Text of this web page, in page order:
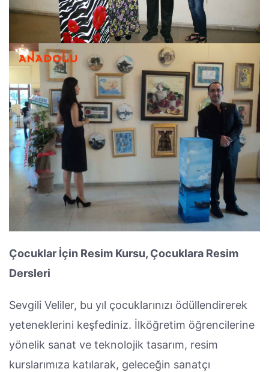
Çocuklar İçin Resim Kursu, Çocuklara Resim
Dersleri
Sevgili Veliler, bu yıl çocuklarınızı ödüllendirerek
yeteneklerini keşfediniz. İlköğretim öğrencilerine
yönelik sanat ve teknolojik tasarım, resim
kurslarımıza katılarak, geleceğin sanatçı